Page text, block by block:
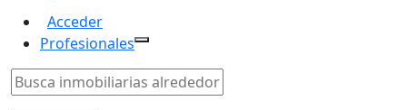
Acceder
Profesionales